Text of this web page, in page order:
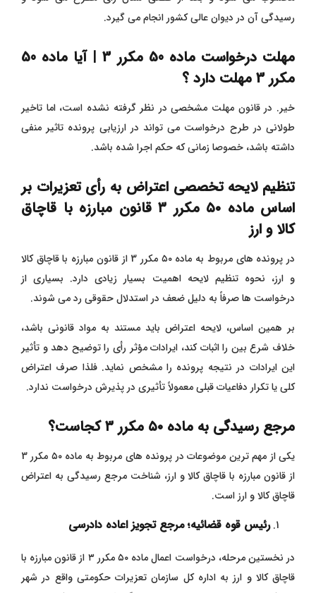
رسیدگی آن در دیوان عالی کشور انجام می گیرد.
مهلت درخواست ماده 50 مکرر 3 | آیا ماده 50
مکرر 3 مهلت دارد ؟
خیر. در قانون مهلت مشخصی در نظر گرفته نشده است، اما تاخیر
طولانی در طرح درخواست می تواند در ارزیابی پرونده تاثیر منفی
داشته باشد، خصوصا زمانی که حکم اجرا شده باشد.
تنظیم لایحه تخصصی اعتراض به رأی تعزیرات بر
اساس ماده ۵۰ مکرر ۳ قانون مبارزه با قاچاق
کالا و ارز
در پرونده‌ های مربوط به ماده ۵۰ مکرر 3 از قانون مبارزه با قاچاق کالا
و ارز، نحوه تنظیم لایحه اهمیت بسیار زیادی دارد. بسیاری از
درخواست ‌ها صرفاً به دلیل ضعف در استدلال حقوقی رد می‌ شوند.
بر همین اساس، لایحه اعتراض باید مستند به مواد قانونی باشد،
خلاف شرع بین را اثبات کند، ایرادات مؤثر رأی را توضیح دهد و تأثیر
این ایرادات در نتیجه پرونده را مشخص نماید. فلذا صرف اعتراض
کلی یا تکرار دفاعیات قبلی معمولاً تأثیری در پذیرش درخواست ندارد.
مرجع رسیدگی به ماده ۵۰ مکرر ۳ کجاست؟
یکی از مهم‌ ترین موضوعات در پرونده ‌های مربوط به ماده ۵۰ مکرر 3
از قانون مبارزه با قاچاق کالا و ارز، شناخت مرجع رسیدگی به اعتراض
قاچاق کالا و ارز است.
رئیس قوه قضائیه؛ مرجع تجویز اعاده دادرسی
در نخستین مرحله، درخواست اعمال ماده ۵۰ مکرر ۳ از قانون مبارزه با
قاچاق کالا و ارز به اداره کل سازمان تعزیرات حکومتی واقع در شهر